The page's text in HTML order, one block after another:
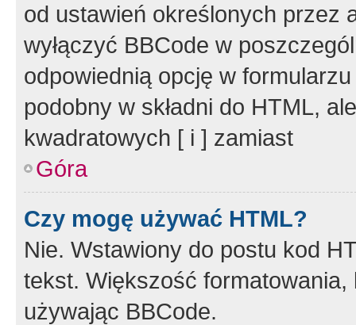
od ustawień określonych przez
wyłączyć BBCode w
odpowiednią opcję w
podobny w składni do HTML,
kwadratowych [ i ] zamiast
Góra
Czy mogę używać HTML?
Nie. Wstawiony do postu kod
tekst. Większość
używając BBCode.